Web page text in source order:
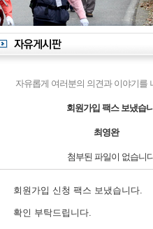
자유롭게 여러분의 의견과 이야기를
회원가입 팩스 보냈습
최영완
첨부된 파일이 없습니
회원가입 신청 팩스 보냈습니다.
확인 부탁드립니다.